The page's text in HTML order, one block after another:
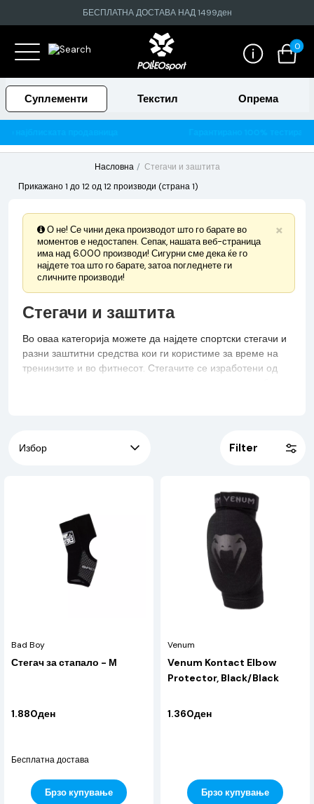
БЕСПЛАТНА ДОСТАВА НАД 1499ден
0
Суплементи Текстил Опрема
Насловна
Стегачи и заштита
Прикажано 1 до 12 од 12 производи (страна 1)
О не! Се чини дека производот што го барате во
моментов е недостапен. Сепак, нашата веб-страница
има над 6.000 производи! Сигурни сме дека ќе го
најдете тоа што го барате, затоа погледнете ги
сличните производи!
×
Стегачи и заштита
Во оваа категорија можете да најдете спортски стегачи и
разни заштитни средства кои ги користиме за време на
тренинзите и во фитнесот. Стегачите се изработени од
на крајот подобрете ги вашите перформанси.Filter
Bad Boy
Стегач за стапало - М
1.880ден
Бесплатна достава
Брзо купување
Venum
Venum Kontact Elbow
Protector, Black/Black
1.360ден
Брзо купување